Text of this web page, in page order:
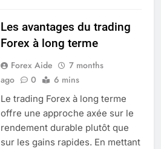
Les avantages du trading
Forex à long terme
Forex Aide
7 months
ago
0 6 mins
Le trading Forex à long terme
offre une approche axée sur le
rendement durable plutôt que
sur les gains rapides. En mettant